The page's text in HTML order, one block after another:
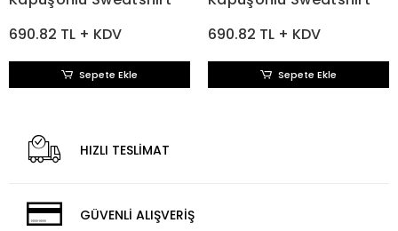
690.82 TL + KDV
Sepete Ekle
690.82 TL + KDV
Sepete Ekle
HIZLI TESLİMAT
GÜVENLİ ALIŞVERİŞ